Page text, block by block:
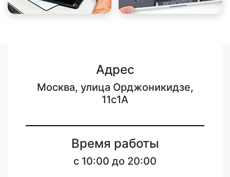
Адрес
Москва, улица Орджоникидзе,
11с1А
Время работы
с 10:00 до 20:00